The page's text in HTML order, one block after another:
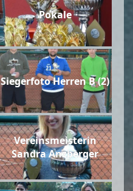
Pokale
Siegerfoto Herren B (2)
Vereinsmeisterin
Sandra Anzberger